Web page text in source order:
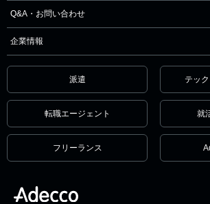
Q&A・お問い合わせ
企業情報
派遣 テッ
転職エージェント 就
フリーランス